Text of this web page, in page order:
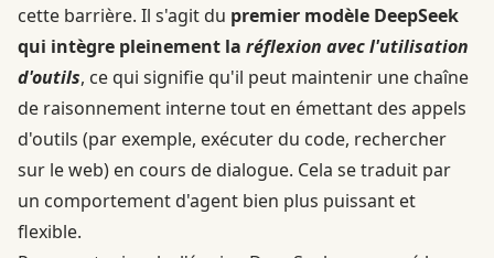
cette barrière. Il s'agit du premier modèle DeepSeek
qui intègre pleinement la réflexion avec l'utilisation
d'outils, ce qui signifie qu'il peut maintenir une chaîne
de raisonnement interne tout en émettant des appels
d'outils (par exemple, exécuter du code, rechercher
sur le web) en cours de dialogue. Cela se traduit par
un comportement d'agent bien plus puissant et
flexible.